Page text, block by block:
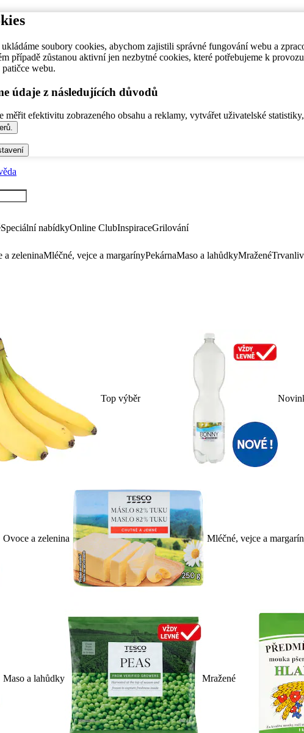
soubory cookies, abychom zajistili správné fungování webu a
případě zůstanou aktivní jen nezbytné cookies, které potřebujeme k
webu.
údaje z následujících důvodů
efektivitu zobrazeného obsahu a reklamy, vytvářet uživatelské
Speciální nabídkyOnline ClubInspiraceGrilování
a zeleninaMléčné, vejce a margarínyPekárnaMaso a lahůdkyMražené
Top výběr
Ovoce a zelenina Mléčné, vejce a
Maso a lahůdky Mražené